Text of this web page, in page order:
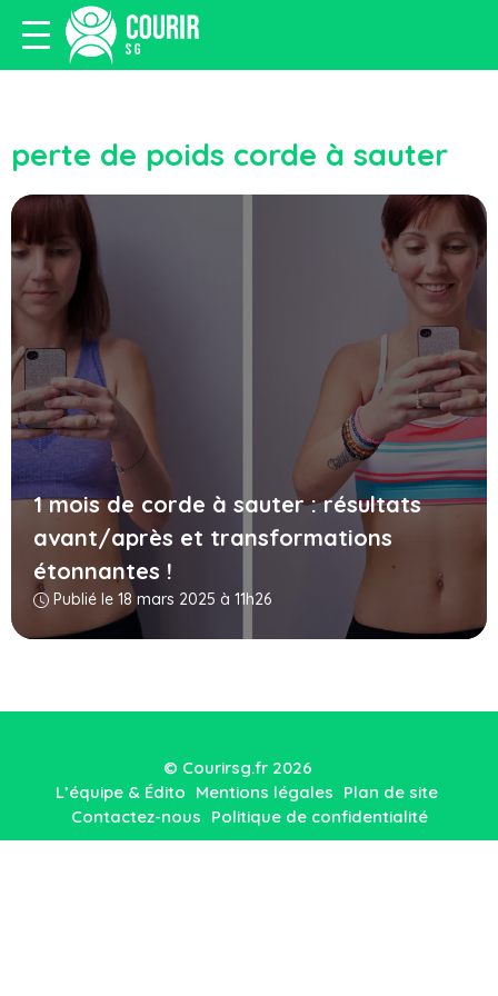
perte de poids corde à sauter
1 mois de corde à sauter : résultats
avant/après et transformations
étonnantes !
Publié le 18 mars 2025 à 11h26
© Courirsg.fr 2026
L’équipe & Édito Mentions légales Plan de site
Contactez-nous Politique de confidentialité